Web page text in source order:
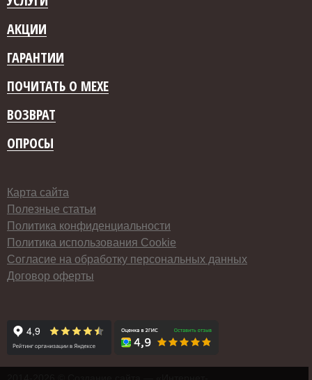
АКЦИИ
ГАРАНТИИ
ПОЧИТАТЬ О МЕХЕ
ВОЗВРАТ
ОПРОСЫ
Карта сайта
Полезные статьи
Политика конфиденциальности
Политика использования Cookie
Согласие на обработку персональных данных
Договор оферты